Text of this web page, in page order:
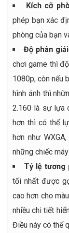
Kích cỡ
phép bạn xác
phòng của bạn
Độ phân
chơi game thì
1080p, còn nếu
hình ảnh thì
2.160 là sự lựa
hơn thì có thể
hơn như
những chiếc
Tỷ lệ tương
tối nhất được
cao hơn cho
nhiều chi tiết
Điều này có thể